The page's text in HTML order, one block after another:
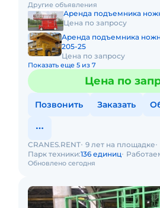
платформы:
Другие объявления
Аренда подъемника
Цена по запросу
Аренда подъемника
205-25
Цена по запросу
Показать еще 5 из 7
Цена по
Позвонить Заказать
Обновлено сегодня
CRANES.RENT 9 лет на площадке
Парк техники:136 единиц